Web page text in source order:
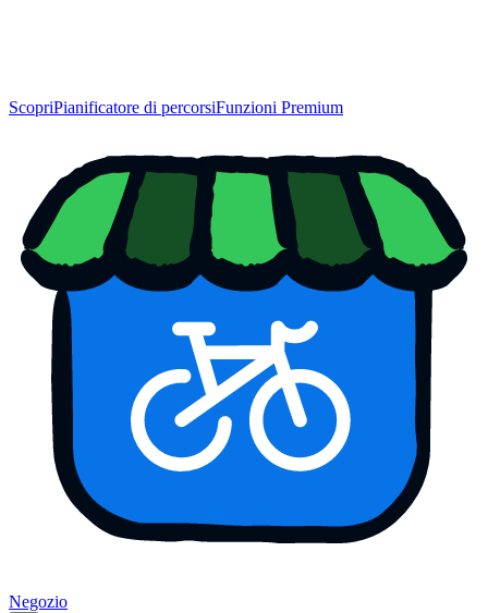
ScopriPianificatore di percorsiFunzioni Premium
Negozio